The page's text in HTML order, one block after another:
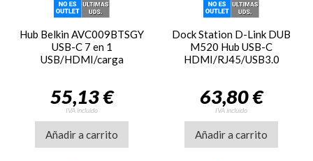
Hub Belkin AVC009BTSGY
USB-C 7 en 1
USB/HDMI/carga
55,13 €
IVA incluido
Añadir a carrito
Dock Station D-Link DUB
M520 Hub USB-C
HDMI/RJ45/USB3.0
63,80 €
IVA incluido
Añadir a carrito